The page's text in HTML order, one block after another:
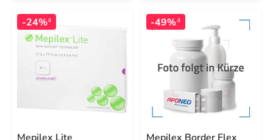
-24%4 -49%4